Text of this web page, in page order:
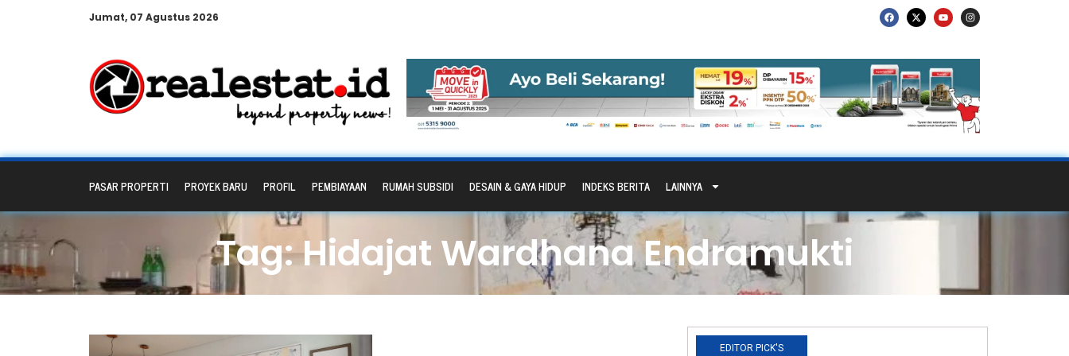
Jumat, 07 Agustus 2026
PASAR PROPERTI PROYEK BARU PROFIL PEMBIAYAAN RUMAH SUBSIDI DESAIN & GAYA HIDUP INDEKS BERITA LAINNYA
Tag: Hidajat Wardhana Endramukti
EDITOR PICK'S